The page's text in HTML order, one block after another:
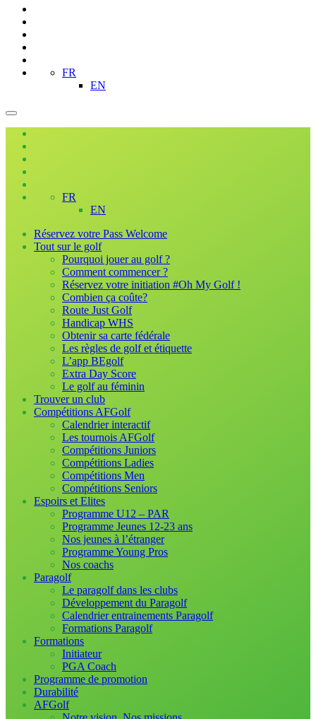
FR
EN
FR
EN
Réservez votre Pass Welcome
Tout sur le golf
Pourquoi jouer au golf ?
Comment commencer ?
Réservez votre initiation #Oh My Golf !
Combien ça coûte?
Route Just Golf
Handicap WHS
Obtenir sa carte fédérale
Les règles de golf et étiquette
L’app BEgolf
Extra Day Score
Le golf au féminin
Trouver un club
Compétitions AFGolf
Calendrier interactif
Les tournois AFGolf
Compétitions Juniors
Compétitions Ladies
Compétitions Men
Compétitions Seniors
Espoirs et Elites
Programme U12 – PAR
Programme Jeunes 12-23 ans
Nos jeunes à l’étranger
Programme Young Pros
Nos coachs
Paragolf
Le paragolf dans les clubs
Développement du Paragolf
Calendrier entrainements Paragolf
Formations Paragolf
Formations
Initiateur
PGA Coach
Programme de promotion
Durabilité
AFGolf